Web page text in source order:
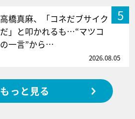
5
高橋真麻、「コネだブサイク
だ」と叩かれるも…“マツコ
の一言”から…
2026.08.05
もっと見る